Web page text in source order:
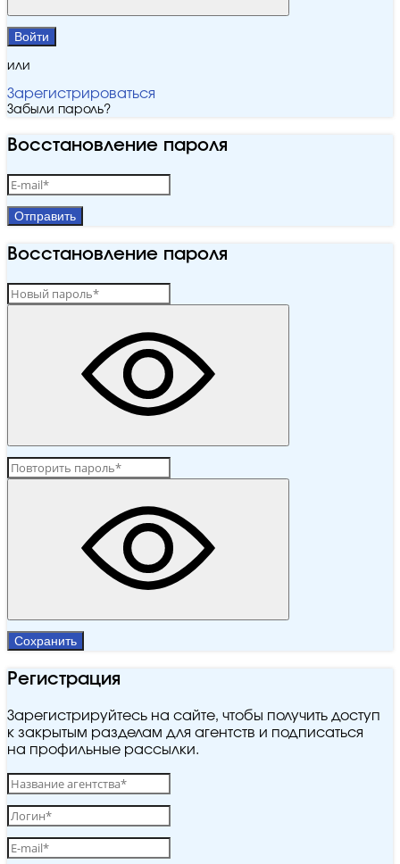
Войти
или
Зарегистрироваться
Забыли пароль?
Восстановление пароля
Отправить
Восстановление пароля
Сохранить
Регистрация
Зарегистрируйтесь на сайте, чтобы получить доступ
к закрытым разделам для агентств и подписаться
на профильные рассылки.